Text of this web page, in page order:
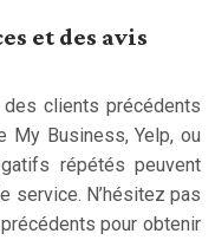
et des avis
clients précédents
My Business, Yelp, ou
répétés peuvent
service. N’hésitez pas
pour obtenir